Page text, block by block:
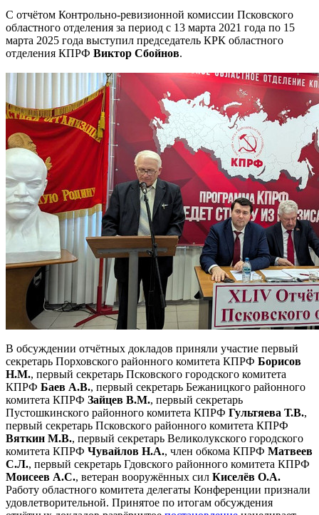
С отчётом Контрольно-ревизионной комиссии Псковского
областного отделения за период с 13 марта 2021 года по 15
марта 2025 года выступил председатель КРК областного
отделения КПРФ Виктор Сбойнов.
В обсуждении отчётных докладов приняли участие первый
секретарь Порховского районного комитета КПРФ Борисов
Н.М., первый секретарь Псковского городского комитета
КПРФ Баев А.В., первый секретарь Бежаницкого районного
комитета КПРФ Зайцев В.М., первый секретарь
Пустошкинского районного комитета КПРФ Гультяева Т.В.,
первый секретарь Псковского районного комитета КПРФ
Вяткин М.В., первый секретарь Великолукского городского
комитета КПРФ Чувайлов Н.А., член обкома КПРФ Матвеев
С.Л., первый секретарь Гдовского районного комитета КПРФ
Моисеев А.C., ветеран вооружённых сил Киселёв О.А.
Работу областного комитета делегаты Конференции признали
удовлетворительной. Принятое по итогам обсуждения